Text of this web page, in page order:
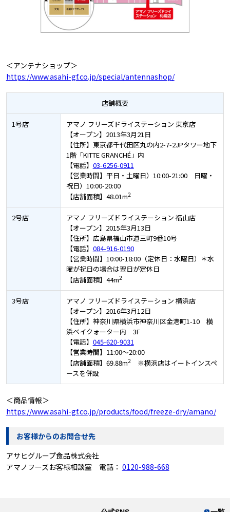
＜アンテナショップ＞
https://www.asahi-gf.co.jp/special/antennashop/
店舗概要
1号店
アマノ フリーズドライステーション 東京店
【オープン】2013年3月21日
【住所】東京都千代田区丸の内2-7-2JPタワー地下
1階「KITTE GRANCHÉ」内
【電話】 03-6256-0911
【営業時間】平日・土曜日）10:00-21:00 日曜・
祝日）10:00-20:00
【店舗面積】48.01m2
2号店
アマノ フリーズドライステーション 福山店
【オープン】2015年3月13日
【住所】広島県福山市道三町9番10号
【電話】 084-916-0190
【営業時間】10:00-18:00（定休日：水曜日）＊水
曜が祝日の場合は翌日が定休日
【店舗面積】44m2
3号店
アマノ フリーズドライステーション 横浜店
【オープン】2016年3月12日
【住所】神奈川県横浜市神奈川区金港町1-10 横
浜ベイクォーター内 3F
【電話】 045-620-9031
【営業時間】11:00～20:00
【店舗面積】69.88m2※横浜店はイートインスペ
ースを併設
＜商品情報＞
https://www.asahi-gf.co.jp/products/food/freeze-dry/amano/
お客様からのお問合せ先
アサヒグループ食品株式会社
アマノフーズお客様相談室 電話： 0120-988-668